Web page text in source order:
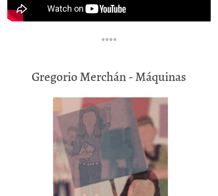
****
Gregorio Merchán - Máquinas